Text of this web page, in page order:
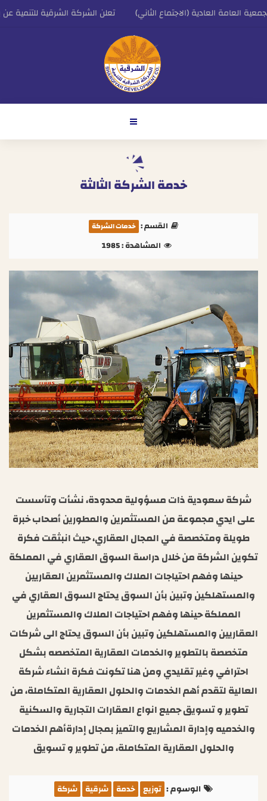
العامة العادية (الاجتماع الثاني)
تعلن الشركة الشرقية للتنمية عن
التنفيذي للشركة الشرقية للتنمية
اعلان الشركة الشرقية للتنمية عن النتائج
خدمة الشركة الثالثة
القسم : خدمات الشركة
المشاهدة :1985
شركة سعودية ذات مسؤولية محدودة، نشأت وتأسست
على ايدي مجموعة من المستثمرين والمطورين أصحاب خبرة
طويلة ومتخصصة في المجال العقاري، حيث انبثقت فكرة
تكوين الشركة من خلال دراسة السوق العقاري في المملكة
حينها وفهم احتياجات الملاك والمستثمرين العقاريين
والمستهلكين وتبين بأن السوق يحتاج السوق العقاري في
المملكة حينها وفهم احتياجات الملاك والمستثمرين
العقاريين والمستهلكين وتبين بأن السوق يحتاج الى شركات
متخصصة بالتطوير والخدمات العقارية المتخصصه بشكل
احترافي وغير تقليدي ومن هنا تكونت فكرة انشاء شركة
العالية لتقدم أهم الخدمات والحلول العقارية المتكاملة، من
تطوير و تسويق جميع انواع العقارات التجارية والسكنية
والخدميه وإدارة المشاريع والتميز بمجال إدارةأهم الخدمات
والحلول العقارية المتكاملة، من تطوير و تسويق
الوسوم : توزيع خدمة شرقية شركة